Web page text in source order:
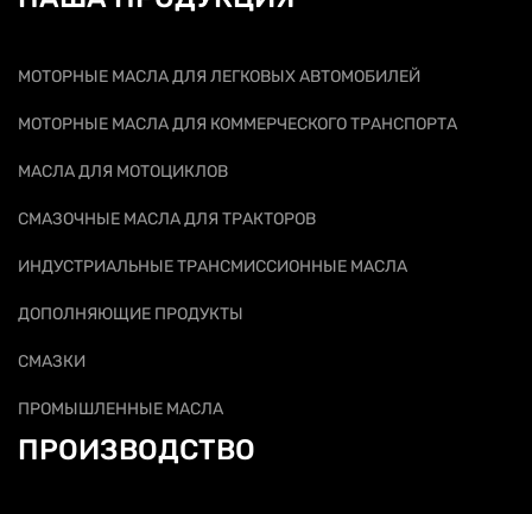
МОТОРНЫЕ МАСЛА ДЛЯ ЛЕГКОВЫХ АВТОМОБИЛЕЙ
МОТОРНЫЕ МАСЛА ДЛЯ КОММЕРЧЕСКОГО ТРАНСПОРТА
МАСЛА ДЛЯ МОТОЦИКЛОВ
СМАЗОЧНЫЕ МАСЛА ДЛЯ ТРАКТОРОВ
ИНДУСТРИАЛЬНЫЕ ТРАНСМИССИОННЫЕ МАСЛА
ДОПОЛНЯЮЩИЕ ПРОДУКТЫ
СМАЗКИ
ПРОМЫШЛЕННЫЕ МАСЛА
ПРОИЗВОДСТВО